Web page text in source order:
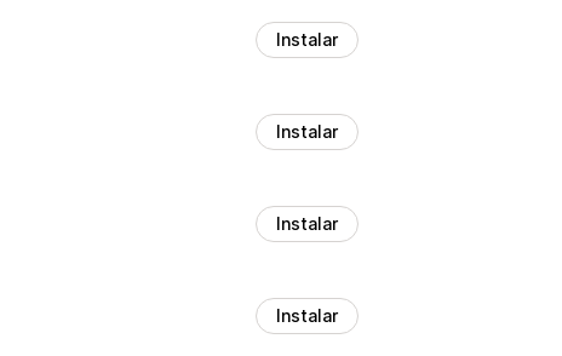
Instalar
Instalar
Instalar
Instalar